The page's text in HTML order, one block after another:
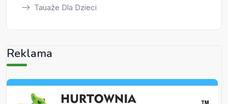
Tauaże Dla Dzieci
Reklama